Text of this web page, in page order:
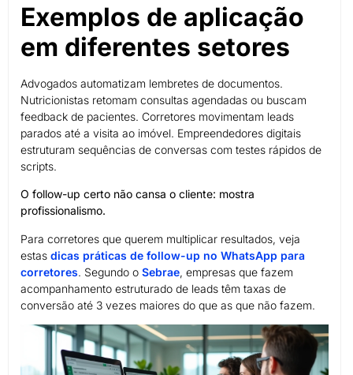
Exemplos de aplicação
em diferentes setores
Advogados automatizam lembretes de documentos.
Nutricionistas retomam consultas agendadas ou buscam
feedback de pacientes. Corretores movimentam leads
parados até a visita ao imóvel. Empreendedores digitais
estruturam sequências de conversas com testes rápidos de
scripts.
O follow-up certo não cansa o cliente: mostra
profissionalismo.
Para corretores que querem multiplicar resultados, veja
estas dicas práticas de follow-up no WhatsApp para
corretores. Segundo o Sebrae, empresas que fazem
acompanhamento estruturado de leads têm taxas de
conversão até 3 vezes maiores do que as que não fazem.